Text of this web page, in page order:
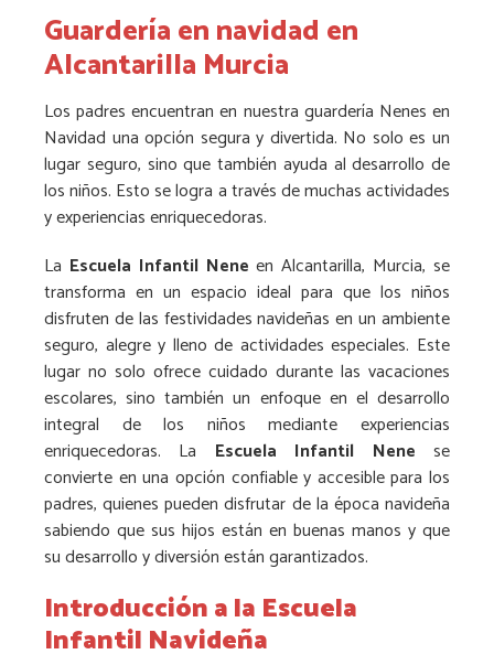
Guardería en navidad en
Alcantarilla Murcia
Los padres encuentran en nuestra guardería Nenes en
Navidad una opción segura y divertida. No solo es un
lugar seguro, sino que también ayuda al desarrollo de
los niños. Esto se logra a través de muchas actividades
y experiencias enriquecedoras.
La Escuela Infantil Nene en Alcantarilla, Murcia, se
transforma en un espacio ideal para que los niños
disfruten de las festividades navideñas en un ambiente
seguro, alegre y lleno de actividades especiales. Este
lugar no solo ofrece cuidado durante las vacaciones
escolares, sino también un enfoque en el desarrollo
integral de los niños mediante experiencias
enriquecedoras. La Escuela Infantil Nene se
convierte en una opción confiable y accesible para los
padres, quienes pueden disfrutar de la época navideña
sabiendo que sus hijos están en buenas manos y que
su desarrollo y diversión están garantizados.
Introducción a la Escuela
Infantil Navideña